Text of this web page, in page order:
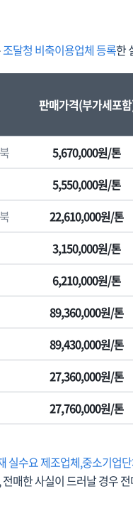
조달청 비축이용업체 등록한
판매가격(부가세포
5,670,000원/톤
5,550,000원/톤
22,610,000원/톤
3,150,000원/톤
6,210,000원/톤
89,360,000원/톤
89,430,000원/톤
27,360,000원/톤
27,760,000원/톤
실수요 제조업체,중소기업
매한 사실이 드러날 경우